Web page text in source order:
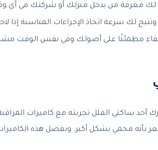
لك معرفة من يدخل منزلك أو شركتك في أي
وتتيح لك سرعة اتخاذ الإجراءات المناسبة
مطمئنًا على أصولك وفي نفس الوقت
أحد ساكني الفلل تجربته مع كاميرات
بأنه محمي بشكل أكبر. وبفضل هذه